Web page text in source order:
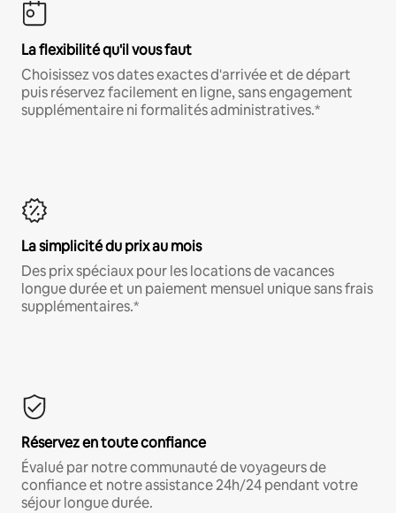
La flexibilité qu'il vous faut
Choisissez vos dates exactes d'arrivée et de départ
puis réservez facilement en ligne, sans engagement
supplémentaire ni formalités administratives.*
La simplicité du prix au mois
Des prix spéciaux pour les locations de vacances
longue durée et un paiement mensuel unique sans frais
supplémentaires.*
Réservez en toute confiance
Évalué par notre communauté de voyageurs de
confiance et notre assistance 24h/24 pendant votre
séjour longue durée.